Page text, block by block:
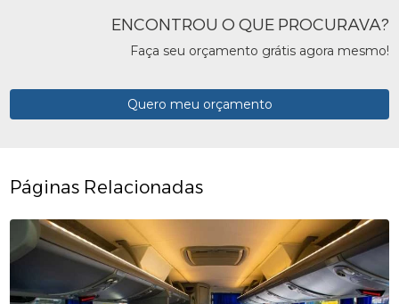
ENCONTROU O QUE PROCURAVA?
Faça seu orçamento grátis agora mesmo!
Quero meu orçamento
Páginas Relacionadas